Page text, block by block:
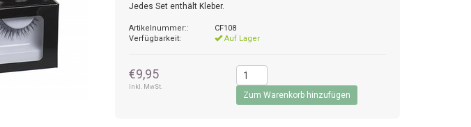
Jedes Set enthält Kleber.
Artikelnummer::
CF108
Verfügbarkeit:
Auf Lager
€9,95
Inkl. MwSt.